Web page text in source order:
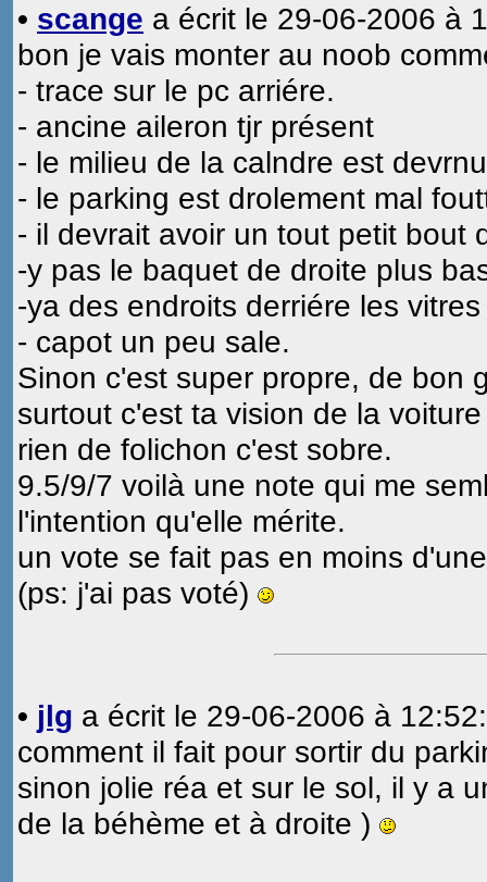
• scange a écrit le 29-06-2006 à
bon je vais monter au noob
- trace sur le pc arriére.
- ancine aileron tjr présent
- le milieu de la calndre est
- le parking est drolement mal
- il devrait avoir un tout petit bout
-y pas le baquet de droite plus
-ya des endroits derriére les
- capot un peu sale.
Sinon c'est super propre, de bon
surtout c'est ta vision de la
rien de folichon c'est sobre.
9.5/9/7 voilà une note qui me
l'intention qu'elle mérite.
un vote se fait pas en moins
(ps: j'ai pas voté)
• jlg a écrit le 29-06-2006 à
comment il fait pour sortir du
sinon jolie réa et sur le sol, il y a
de la béhème et à droite )